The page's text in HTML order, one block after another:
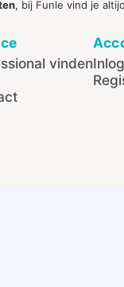
, bij Funle vind je
vinden